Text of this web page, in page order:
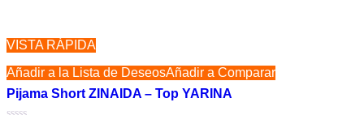
VISTA RÁPIDA
Añadir a la Lista de DeseosAñadir a Comparar
Pijama Short ZINAIDA – Top YARINA